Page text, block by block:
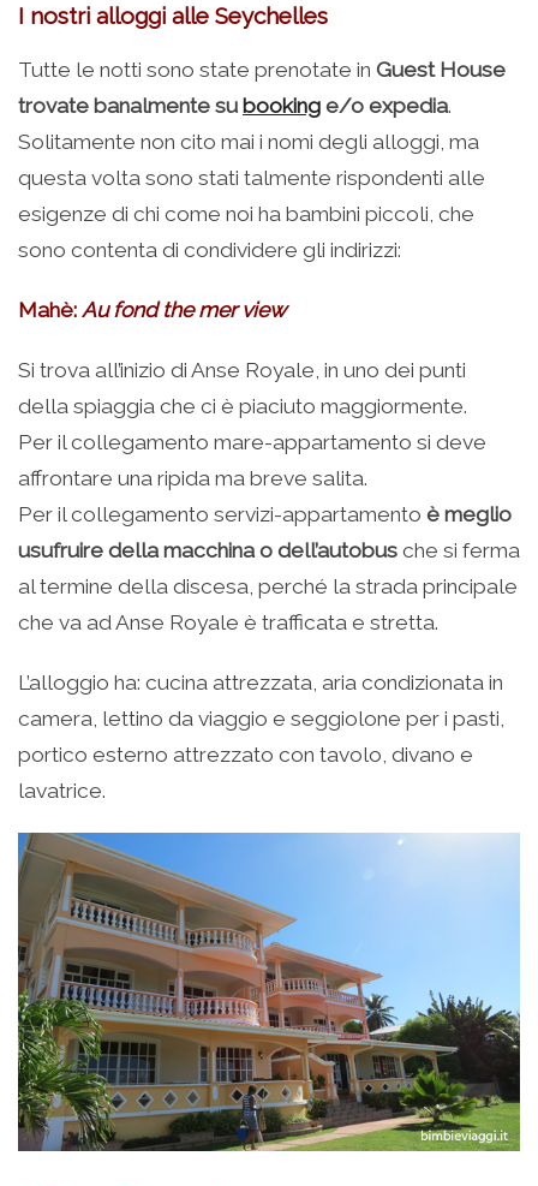
I nostri alloggi alle Seychelles
Tutte le notti sono state prenotate in Guest House
trovate banalmente su booking e/o expedia.
Solitamente non cito mai i nomi degli alloggi, ma
questa volta sono stati talmente rispondenti alle
esigenze di chi come noi ha bambini piccoli, che
sono contenta di condividere gli indirizzi:
Mahè: Au fond the mer view
Si trova all’inizio di Anse Royale, in uno dei punti
della spiaggia che ci è piaciuto maggiormente.
Per il collegamento mare-appartamento si deve
affrontare una ripida ma breve salita.
Per il collegamento servizi-appartamento è meglio
usufruire della macchina o dell’autobus che si ferma
al termine della discesa, perché la strada principale
che va ad Anse Royale è trafficata e stretta.
L’alloggio ha: cucina attrezzata, aria condizionata in
camera, lettino da viaggio e seggiolone per i pasti,
portico esterno attrezzato con tavolo, divano e
lavatrice.